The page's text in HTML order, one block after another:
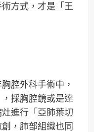
方式，才是「王
腔外科手術中，
採胸腔鏡或是達
進行「亞肺葉切
，肺部組織也同